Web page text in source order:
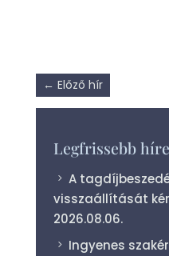
← Előző hír
Legfrissebb
A
visszaállítását
2026.08.06.
Ingyenes